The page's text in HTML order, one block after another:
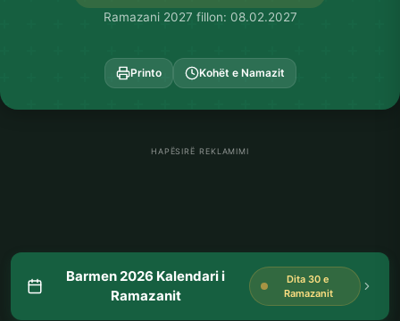
Ramazani 2027 fillon: 08.02.2027
Printo Kohët e Namazit
HAPËSIRË REKLAMIMI
Barmen 2026 Kalendari i
Ramazanit
Dita 30 e
Ramazanit